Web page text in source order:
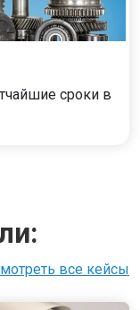
сроки в
все кейсы